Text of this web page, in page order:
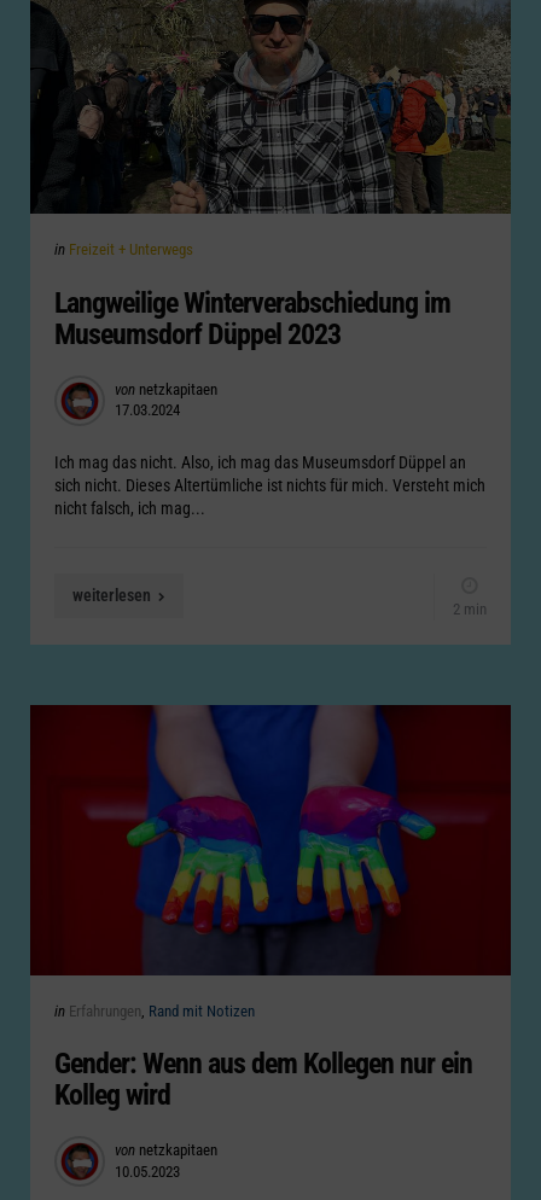
Categories
Posted
in Freizeit + Unterwegs
Langweilige Winterverabschiedung im
Museumsdorf Düppel 2023
Posted
by
von netzkapitaen
17.03.2024
Ich mag das nicht. Also, ich mag das Museumsdorf Düppel an
sich nicht. Dieses Altertümliche ist nichts für mich. Versteht mich
nicht falsch, ich mag...
weiterlesen
2 min
Categories
Posted
in Erfahrungen Rand mit Notizen
Gender: Wenn aus dem Kollegen nur ein
Kolleg wird
Posted
by
von netzkapitaen
10.05.2023